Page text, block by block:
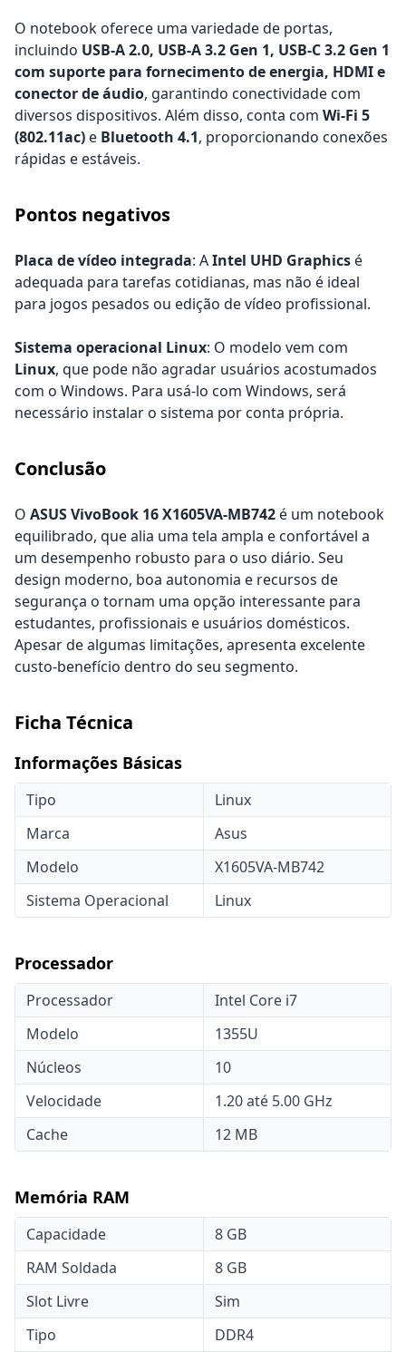
O notebook oferece uma variedade de portas,
incluindo USB-A 2.0, USB-A 3.2 Gen 1, USB-C 3.2 Gen 1
com suporte para fornecimento de energia, HDMI e
conector de áudio, garantindo conectividade com
diversos dispositivos. Além disso, conta com Wi-Fi 5
(802.11ac) e Bluetooth 4.1, proporcionando conexões
rápidas e estáveis.
Pontos negativos
Placa de vídeo integrada: AIntel UHD Graphics é
adequada para tarefas cotidianas, mas não é ideal
para jogos pesados ou edição de vídeo profissional.
Sistema operacional Linux: O modelo vem com
Linux, que pode não agradar usuários acostumados
com o Windows. Para usá-lo com Windows, será
necessário instalar o sistema por conta própria.
Conclusão
O ASUS VivoBook 16 X1605VA-MB742 é um notebook
equilibrado, que alia uma tela ampla e confortável a
um desempenho robusto para o uso diário. Seu
design moderno, boa autonomia e recursos de
segurança o tornam uma opção interessante para
estudantes, profissionais e usuários domésticos.
Apesar de algumas limitações, apresenta excelente
custo-benefício dentro do seu segmento.
Ficha Técnica
Informações Básicas
Tipo
Linux
Marca
Asus
Modelo
X1605VA-MB742
Sistema Operacional
Linux
Processador
Processador
Intel Core i7
Modelo
1355U
Núcleos
10
Velocidade
1.20 até 5.00 GHz
Cache
12 MB
Memória RAM
Capacidade
8 GB
RAM Soldada
8 GB
Slot Livre
Sim
Tipo
DDR4